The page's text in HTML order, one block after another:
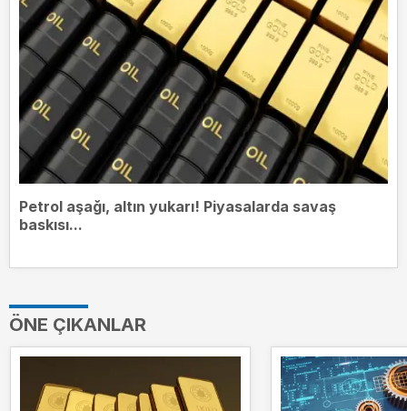
Petrol aşağı, altın yukarı! Piyasalarda savaş
baskısı...
ÖNE ÇIKANLAR